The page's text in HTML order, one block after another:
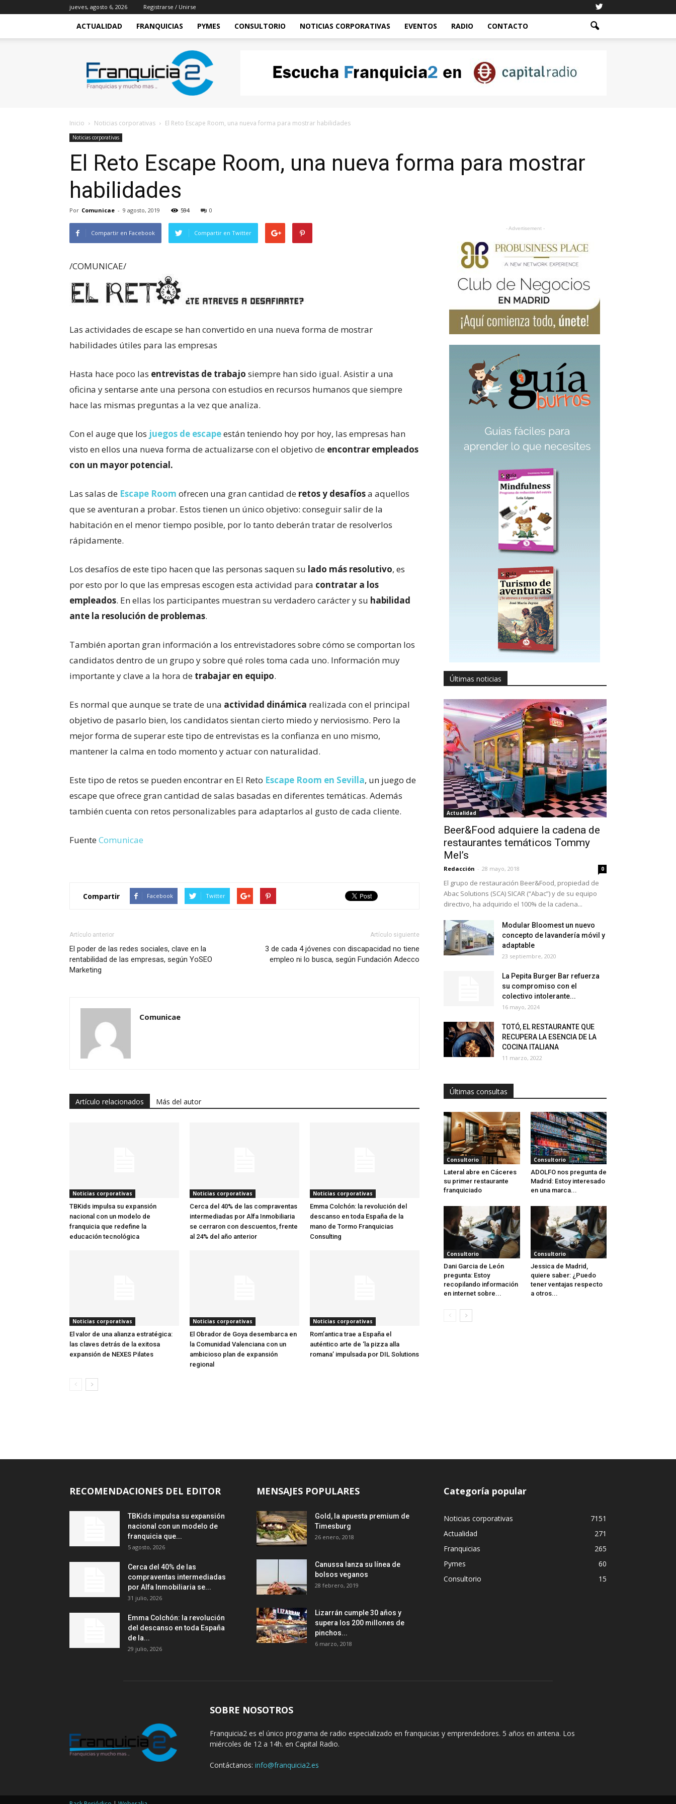
jueves, agosto 6, 2026 Registrarse / Unirse
ACTUALIDAD FRANQUICIAS PYMES CONSULTORIO NOTICIAS CORPORATIVAS EVENTOS RADIO CONTACTO
Inicio Noticias corporativas El Reto Escape Room, una nueva forma para mostrar habilidades
Noticias corporativas
El Reto Escape Room, una nueva forma para mostrar
habilidades
Por Comunicae - 9 agosto, 2019 594 0
Compartir en Facebook Compartir en Twitter
/COMUNICAE/
Las actividades de escape se han convertido en una nueva forma de mostrar
habilidades útiles para las empresas
Hasta hace poco las entrevistas de trabajo siempre han sido igual. Asistir a una
oficina y sentarse ante una persona con estudios en recursos humanos que siempre
hace las mismas preguntas a la vez que analiza.
Con el auge que los juegos de escapeestán teniendo hoy por hoy, las empresas han
visto en ellos una nueva forma de actualizarse con el objetivo de encontrar empleados
con un mayor potencial.
Las salas de Escape Room ofrecen una gran cantidad de retos y desafíosa aquellos
que se aventuran a probar. Estos tienen un único objetivo: conseguir salir de la
habitación en el menor tiempo posible, por lo tanto deberán tratar de resolverlos
rápidamente.
Los desafíos de este tipo hacen que las personas saquen su lado más resolutivo, es
por esto por lo que las empresas escogen esta actividad para contratar a los
empleados. En ellas los participantes muestran su verdadero carácter y su habilidad
ante la resolución de problemas.
También aportan gran información a los entrevistadores sobre cómo se comportan los
candidatos dentro de un grupo y sobre qué roles toma cada uno. Información muy
importante y clave a la hora de trabajar en equipo.
Es normal que aunque se trate de una actividad dinámica realizada con el principal
objetivo de pasarlo bien, los candidatos sientan cierto miedo y nerviosismo. Pero la
mejor forma de superar este tipo de entrevistas es la confianza en uno mismo,
mantener la calma en todo momento y actuar con naturalidad.
Este tipo de retos se pueden encontrar en El Reto Escape Room en Sevilla, un juego de
escape que ofrece gran cantidad de salas basadas en diferentes temáticas. Además
también cuenta con retos personalizables para adaptarlos al gusto de cada cliente.
FuenteComunicae
Compartir Facebook Twitter
Artículo anterior
El poder de las redes sociales, clave en la
rentabilidad de las empresas, según YoSEO
Marketing
Artículo siguiente
3 de cada 4 jóvenes con discapacidad no tiene
empleo ni lo busca, según Fundación Adecco
Comunicae
Artículo relacionados Más del autor
Noticias corporativas
TBKids impulsa su expansión
nacional con un modelo de
franquicia que redefine la
educación tecnológica
Noticias corporativas
Cerca del 40% de las compraventas
intermediadas por Alfa Inmobiliaria
se cerraron con descuentos, frente
al 24% del año anterior
Noticias corporativas
Emma Colchón: la revolución del
descanso en toda España de la
mano de Tormo Franquicias
Consulting
Noticias corporativas
El valor de una alianza estratégica:
las claves detrás de la exitosa
expansión de NEXES Pilates
Noticias corporativas
El Obrador de Goya desembarca en
la Comunidad Valenciana con un
ambicioso plan de expansión
regional
Noticias corporativas
Rom’antica trae a España el
auténtico arte de ‘la pizza alla
romana’ impulsada por DIL Solutions
- Advertisement -
Últimas noticias
Actualidad
Beer&Food adquiere la cadena de
restaurantes temáticos Tommy
Mel’s
Redacción - 28 mayo, 2018 0
El grupo de restauración Beer&Food, propiedad de
Abac Solutions (SCA) SICAR (“Abac”) y de su equipo
directivo, ha adquirido el 100% de la cadena...
Modular Bloomest un nuevo
concepto de lavandería móvil y
adaptable
23 septiembre, 2020
La Pepita Burger Bar refuerza
su compromiso con el
colectivo intolerante...
16 mayo, 2024
TOTÓ, EL RESTAURANTE QUE
RECUPERA LA ESENCIA DE LA
COCINA ITALIANA
11 marzo, 2022
Últimas consultas
Consultorio
Lateral abre en Cáceres
su primer restaurante
franquiciado
Consultorio
ADOLFO nos pregunta de
Madrid: Estoy interesado
en una marca...
Consultorio
Dani Garcia de León
pregunta: Estoy
recopilando información
en internet sobre...
Consultorio
Jessica de Madrid,
quiere saber: ¿Puedo
tener ventajas respecto
a otros...
RECOMENDACIONES DEL EDITOR
TBKids impulsa su expansión
nacional con un modelo de
franquicia que...
5 agosto, 2026
Cerca del 40% de las
compraventas intermediadas
por Alfa Inmobiliaria se...
31 julio, 2026
Emma Colchón: la revolución
del descanso en toda España
de la...
29 julio, 2026
MENSAJES POPULARES
Gold, la apuesta premium de
Timesburg
26 enero, 2018
Canussa lanza su línea de
bolsos veganos
28 febrero, 2019
Lizarrán cumple 30 años y
supera los 200 millones de
pinchos...
6 marzo, 2018
Categoría popular
Noticias corporativas
7151
Actualidad
271
Franquicias
265
Pymes
60
Consultorio
15
SOBRE NOSOTROS
Franquicia2 es el único programa de radio especializado en franquicias y emprendedores. 5 años en antena. Los
miércoles de 12 a 14h. en Capital Radio.
Contáctanos: info@franquicia2.es